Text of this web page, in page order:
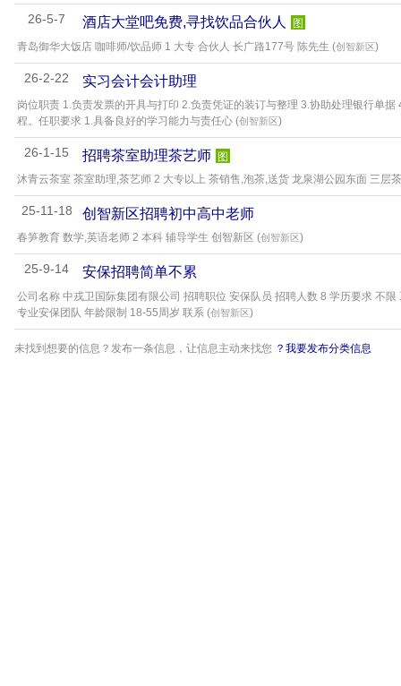
26-5-7 酒店大堂吧免费,寻找饮品合伙人
图
青岛御华大饭店 咖啡师/饮品师 1 大专 合伙人 长广路177号 陈先生 (创智新区)
26-2-22 实习会计会计助理
岗位职责 1.负责发票的开具与打印 2.负责凭证的装订与整理 3.协助处理银行单
程。任职要求 1.具备良好的学习能力与责任心 (创智新区)
26-1-15 招聘茶室助理茶艺师
图
沐青云茶室 茶室助理,茶艺师 2 大专以上 茶销售,泡茶,送货 龙泉湖公园东面 三层
25-11-18 创智新区招聘初中高中老师
春笋教育 数学,英语老师 2 本科 辅导学生 创智新区 (创智新区)
25-9-14 安保招聘简单不累
公司名称 中戎卫国际集团有限公司 招聘职位 安保队员 招聘人数 8 学历要求 不
专业安保团队 年龄限制 18-55周岁 联系 (创智新区)
未找到想要的信息？发布一条信息，让信息主动来找您 ？我要发布分类信息